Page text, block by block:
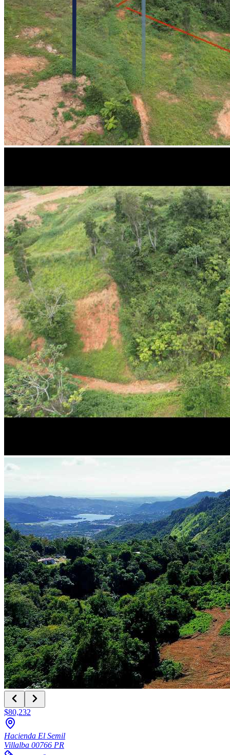
$80,232
Hacienda El Semil
Villalba 00766 PR